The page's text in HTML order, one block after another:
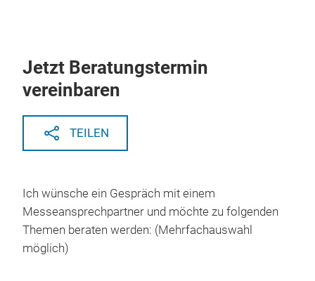
Jetzt Beratungstermin
vereinbaren
TEILEN
Ich wünsche ein Gespräch mit einem
Messeansprechpartner und möchte zu folgenden
Themen beraten werden: (Mehrfachauswahl
möglich)